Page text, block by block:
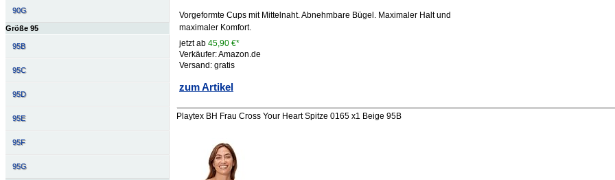
90G
Größe 95
95B
95C
95D
95E
95F
95G
Vorgeformte Cups mit Mittelnaht. Abnehmbare Bügel. Maximaler Halt und
maximaler Komfort.
jetzt ab45,90 €*
Verkäufer: Amazon.de
Versand: gratis
zum Artikel
Playtex BH Frau Cross Your Heart Spitze 0165 x1 Beige 95B